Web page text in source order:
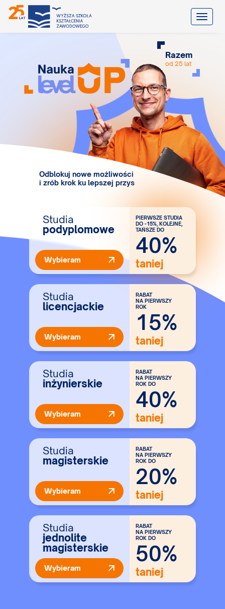
Odblokuj nowe możliwości
i zrób krok ku lepszej przyszłości!
Razem
od 25 lat
Studia
podyplomowe
Wybieram
PIERWSZE STUDIA
DO -15%, KOLEJNE,
TAŃSZE DO
40%
taniej
Studia
licencjackie
Wybieram
RABAT
NA PIERWSZY
ROK
15%
taniej
Studia
inżynierskie
Wybieram
RABAT
NA PIERWSZY
ROK DO
40%
taniej
Studia
magisterskie
Wybieram
RABAT
NA PIERWSZY
ROK DO
20%
taniej
Studia
jednolite
magisterskie
Wybieram
RABAT
NA PIERWSZY
ROK DO
50%
taniej